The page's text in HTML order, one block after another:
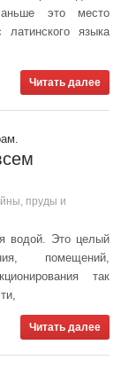
это место
языка
Читать далее
пруды и
водой. Это целый
помещений,
так
Читать далее